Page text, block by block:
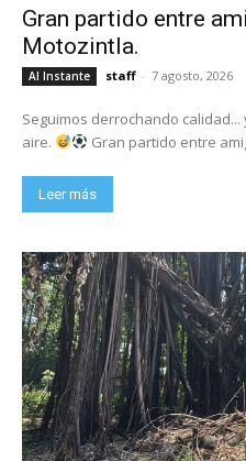
Gran partido entre
Motozintla.
Al Instante staff - 7 agosto, 2026
Seguimos derrochando
aire.
Gran partido entre
Leer más